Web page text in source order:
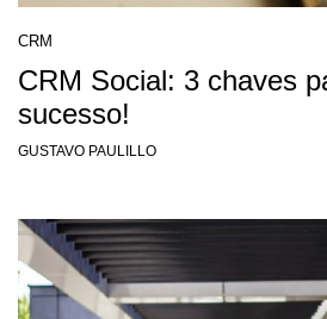
CRM
CRM Social: 3 chaves
sucesso!
GUSTAVO PAULILLO